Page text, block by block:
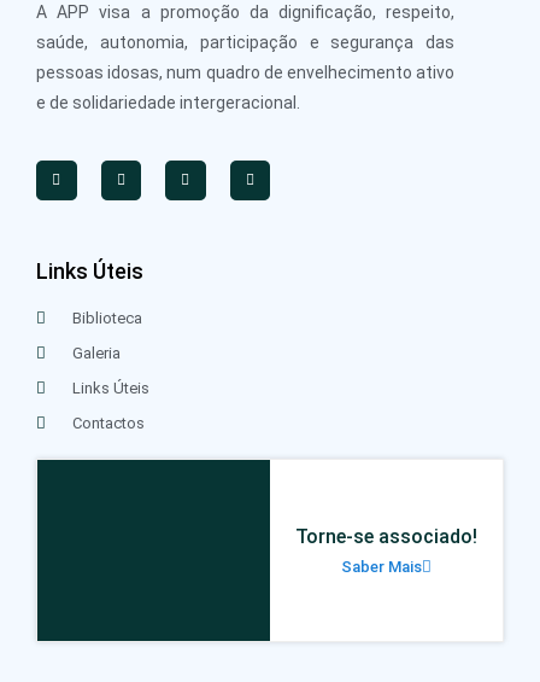
A APP visa a promoção da dignificação, respeito,
saúde, autonomia, participação e segurança das
pessoas idosas, num quadro de envelhecimento ativo
e de solidariedade intergeracional.
Links Úteis
Biblioteca
Galeria
Links Úteis
Contactos
Torne-se associado!
Saber Mais